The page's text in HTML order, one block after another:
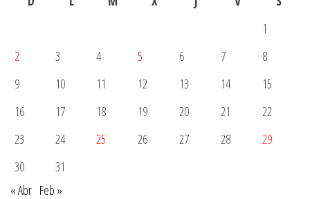
1
2
3 4 5 6 7
8
9
10 11 12 13 14
15
16
17 18 19 20 21
22
23
24 25 26 27 28
29
30
31
« Abr Feb »